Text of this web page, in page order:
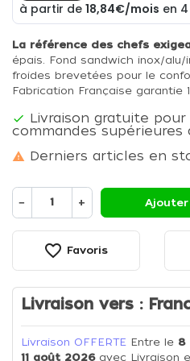
La référence des chefs
épais. Fond sandwich inox/alu/
froides brevetées pour le
Fabrication Française garantie
 Livraison gratuite pour
commandes supérieures
 Derniers articles en
− +
favorite_border Favoris
Livraison vers :
Livraison OFFERTE Entre le 8
11 août 2026avec Livraison